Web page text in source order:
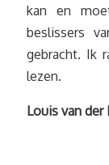
kan en
beslissers
gebracht. Ik
lezen.
Louis van der